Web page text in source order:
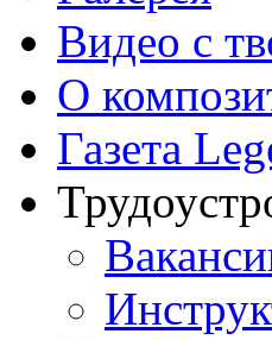
Видео с
О
Газета